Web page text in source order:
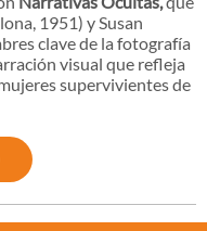
1951) y Susan
clave de la fotografía
visual que refleja
supervivientes de